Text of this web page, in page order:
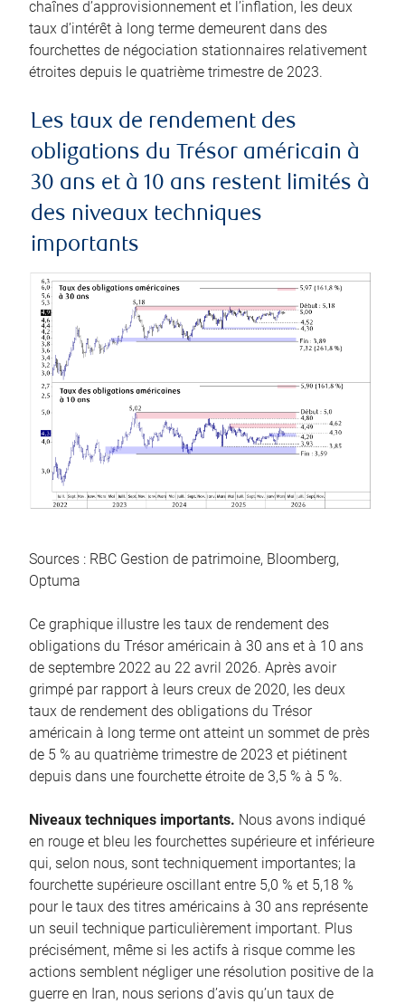
chaînes d’approvisionnement et l’inflation, les deux
taux d’intérêt à long terme demeurent dans des
fourchettes de négociation stationnaires relativement
étroites depuis le quatrième trimestre de 2023.
Les taux de rendement des
obligations du Trésor américain à
30 ans et à 10 ans restent limités à
des niveaux techniques
importants
Sources : RBC Gestion de patrimoine, Bloomberg,
Optuma
Ce graphique illustre les taux de rendement des
obligations du Trésor américain à 30 ans et à 10 ans
de septembre 2022 au 22 avril 2026. Après avoir
grimpé par rapport à leurs creux de 2020, les deux
taux de rendement des obligations du Trésor
américain à long terme ont atteint un sommet de près
de 5 % au quatrième trimestre de 2023 et piétinent
depuis dans une fourchette étroite de 3,5 % à 5 %.
Niveaux techniques importants. Nous avons indiqué
en rouge et bleu les fourchettes supérieure et inférieure
qui, selon nous, sont techniquement importantes; la
fourchette supérieure oscillant entre 5,0 % et 5,18 %
pour le taux des titres américains à 30 ans représente
un seuil technique particulièrement important. Plus
précisément, même si les actifs à risque comme les
actions semblent négliger une résolution positive de la
guerre en Iran, nous serions d’avis qu’un taux de